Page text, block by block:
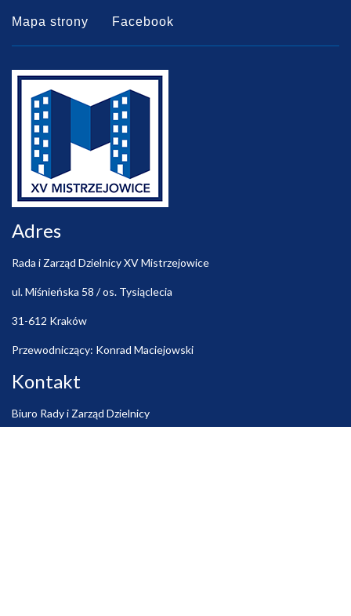
Mapa strony Facebook
Adres
Rada i Zarząd Dzielnicy XV Mistrzejowice
ul. Miśnieńska 58 / os. Tysiąclecia
31-612 Kraków
Przewodniczący: Konrad Maciejowski
Kontakt
Biuro Rady i Zarząd Dzielnicy